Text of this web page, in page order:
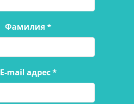
Фамилия*
E-mail адрес*